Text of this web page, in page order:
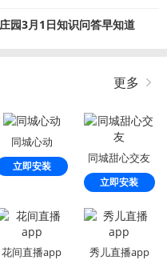
园3月1日知识问答早知道
更多
同城心动
立即安装
同城甜心交友
立即安装
花间直播app 秀儿直播app